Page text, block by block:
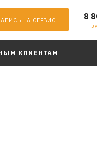
НА СЕРВИС 8
КЛИЕНТАМ